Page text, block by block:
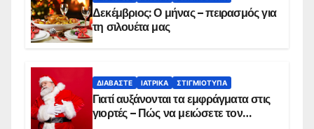
Δεκέμβριος: Ο μήνας – πειρασμός για
τη σιλουέτα μας
ΔΙΑΒΆΣΤΕ ΙΑΤΡΙΚΆ ΣΤΙΓΜΙΌΤΥΠΑ
Γιατί αυξάνονται τα εμφράγματα στις
γιορτές – Πώς να μειώσετε τον